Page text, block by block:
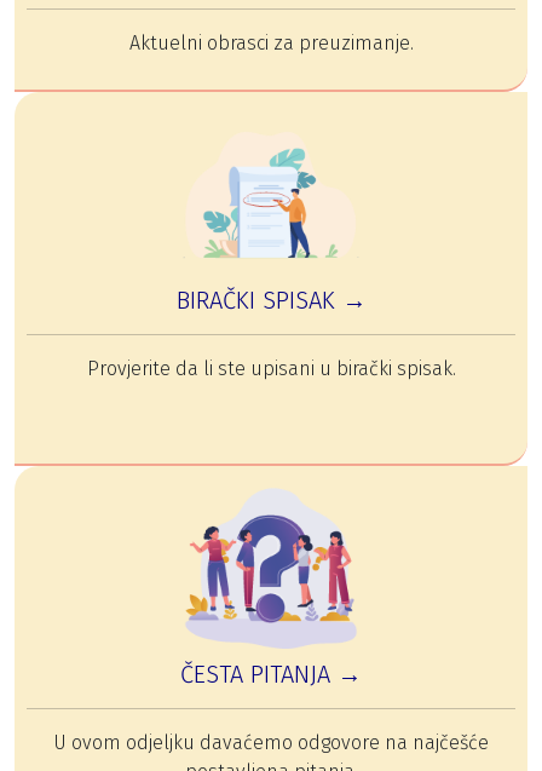
Aktuelni obrasci za preuzimanje.
BIRAČKI SPISAK →
Provjerite da li ste upisani u birački spisak.
ČESTA PITANJA →
U ovom odjeljku davaćemo odgovore na najčešće